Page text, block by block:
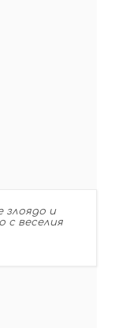
злоядо и
с веселия